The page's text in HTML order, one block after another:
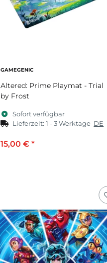
GAMEGENIC
Altered: Prime Playmat - Trial
by Frost
Sofort verfügbar
Lieferzeit:1 - 3 Werktage DE
15,00 € *